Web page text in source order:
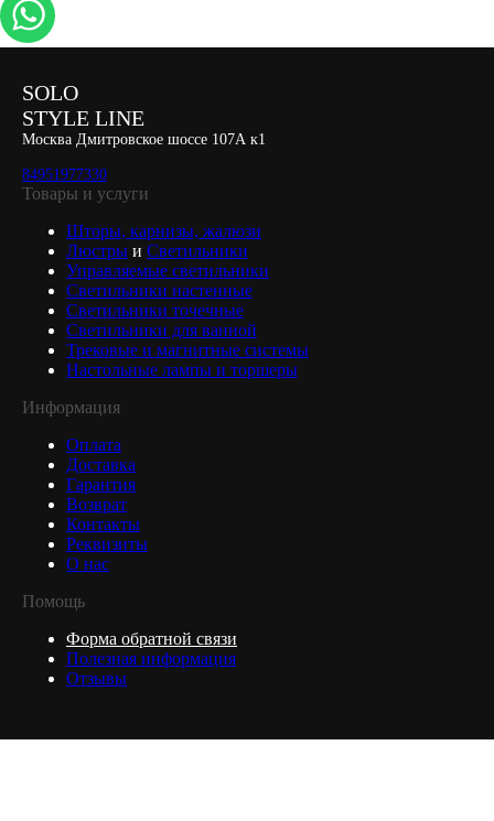
SOLO
STYLE LINE
Москва Дмитровское шоссе 107А к1
84951977330
Товары и услуги
Шторы, карнизы, жалюзи
Люстры и Светильники
Управляемые светильники
Светильники настенные
Светильники точечные
Светильники для ванной
Трековые и магнитные системы
Настольные лампы и торшеры
Информация
Оплата
Доставка
Гарантия
Возврат
Контакты
Реквизиты
О нас
Помощь
Форма обратной связи
Полезная информация
Отзывы